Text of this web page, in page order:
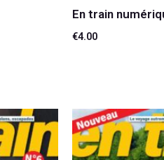
En train
€4.00